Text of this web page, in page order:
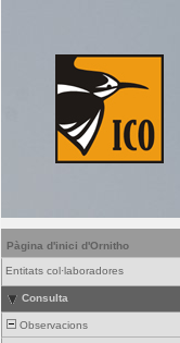
Pàgina d'inici d'Ornitho
Entitats col·laboradores
Consulta
Observacions